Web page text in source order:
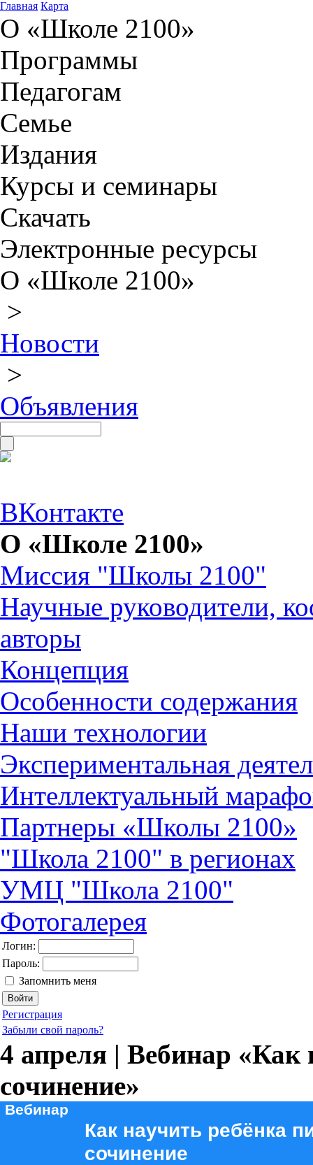
Главная Карта
О «Школе 2100»
Программы
Педагогам
Семье
Издания
Курсы и семинары
Скачать
Электронные ресурсы
О «Школе 2100»
>
Новости
>
Объявления
ВКонтакте
О «Школе 2100»
Миссия "Школы 2100"
Научные руководители,
авторы
Концепция
Особенности содержания
Наши технологии
Экспериментальная
Интеллектуальный
Партнеры «Школы 2100»
"Школа 2100" в регионах
УМЦ "Школа 2100"
Фотогалерея
Логин:
Пароль:
Запомнить меня
Регистрация
Забыли свой пароль?
4 апреля | Вебинар «Как
сочинение»
Вебинар
Как научить ребёнка
сочинение